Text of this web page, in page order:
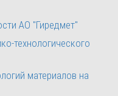
АО "Гиредмет"
технологического
материалов на